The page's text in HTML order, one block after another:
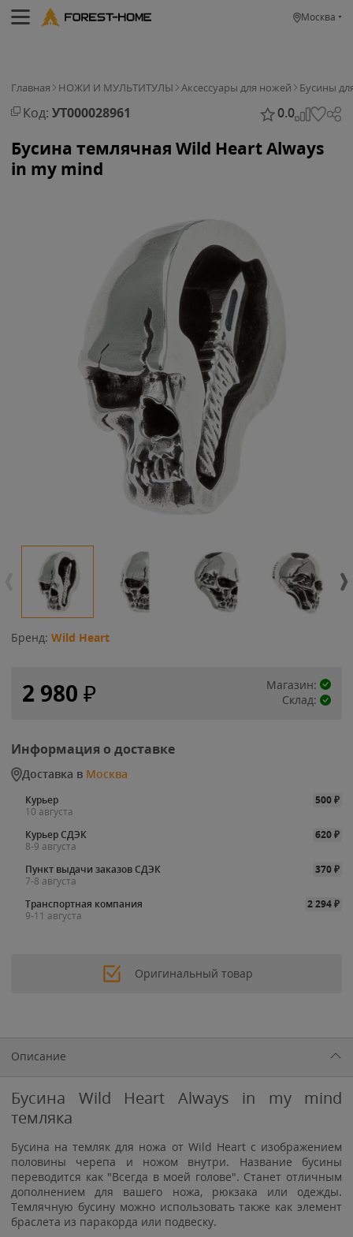
Москва
Главная НОЖИ И МУЛЬТИТУЛЫ Аксессуары для ножей Бусины
Код: УТ000028961 0.0
Бусина темлячная Wild Heart Always
in my mind
Бренд: Wild Heart
2 980 ₽
Магазин:
Склад:
Информация о доставке
Доставка в Москва
Курьер 500₽
10 августа
Курьер СДЭК
620₽
8-9 августа
Пункт выдачи заказов СДЭК
370₽
7-8 августа
Транспортная компания
2 294₽
9-11 августа
Оригинальный товар
Описание
Бусина Wild Heart Always in my mind
темляка
Бусина на темляк для ножа от Wild Heart с изображением
половины черепа и ножом внутри. Название бусины
переводится как "Всегда в моей голове". Станет отличным
дополнением для вашего ножа, рюкзака или одежды.
Темлячную бусину можно использовать также как элемент
браслета из паракорда или подвеску.